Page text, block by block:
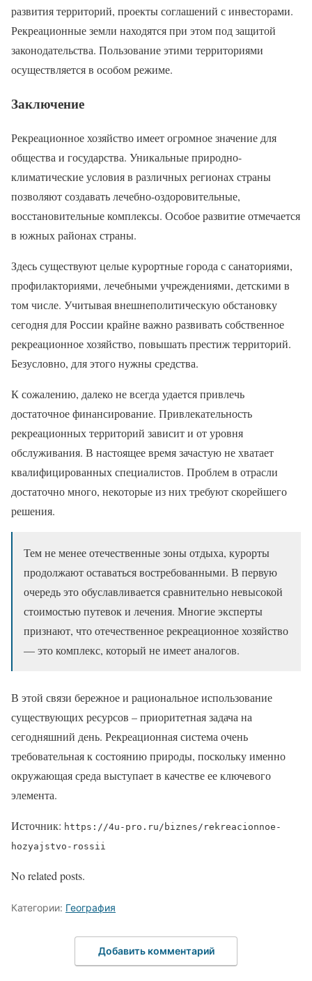
развития территорий, проекты соглашений с инвесторами.
Рекреационные земли находятся при этом под защитой
законодательства. Пользование этими территориями
осуществляется в особом режиме.
Заключение
Рекреационное хозяйство имеет огромное значение для
общества и государства. Уникальные природно-
климатические условия в различных регионах страны
позволяют создавать лечебно-оздоровительные,
восстановительные комплексы. Особое развитие отмечается
в южных районах страны.
Здесь существуют целые курортные города с санаториями,
профилакториями, лечебными учреждениями, детскими в
том числе. Учитывая внешнеполитическую обстановку
сегодня для России крайне важно развивать собственное
рекреационное хозяйство, повышать престиж территорий.
Безусловно, для этого нужны средства.
К сожалению, далеко не всегда удается привлечь
достаточное финансирование. Привлекательность
рекреационных территорий зависит и от уровня
обслуживания. В настоящее время зачастую не хватает
квалифицированных специалистов. Проблем в отрасли
достаточно много, некоторые из них требуют скорейшего
решения.
Тем не менее отечественные зоны отдыха, курорты
продолжают оставаться востребованными. В первую
очередь это обуславливается сравнительно невысокой
стоимостью путевок и лечения. Многие эксперты
признают, что отечественное рекреационное хозяйство
— это комплекс, который не имеет аналогов.
В этой связи бережное и рациональное использование
существующих ресурсов – приоритетная задача на
сегодняшний день. Рекреационная система очень
требовательная к состоянию природы, поскольку именно
окружающая среда выступает в качестве ее ключевого
элемента.
Источник: https://4u-pro.ru/biznes/rekreacionnoe-
hozyajstvo-rossii
No related posts.
Категории: География
Добавить комментарий